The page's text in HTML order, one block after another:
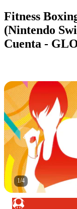
Fitness
(Nintendo
Cuenta -
1/4